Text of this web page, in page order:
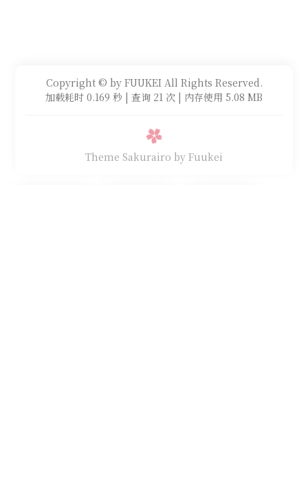
Copyright © by FUUKEI All Rights Reserved.
加载耗时 0.169 秒 | 查询 21 次 | 内存使用 5.08 MB
Theme Sakurairo by Fuukei